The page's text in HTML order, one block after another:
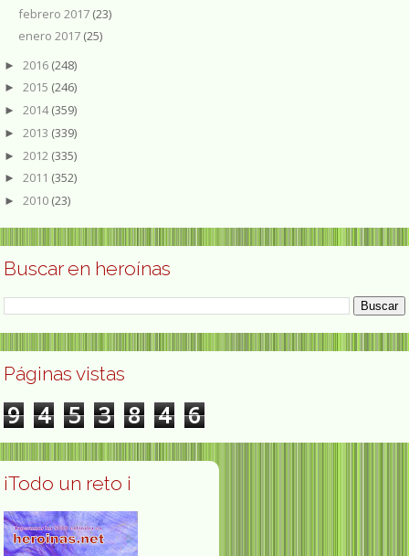
febrero 2017 (23)
enero 2017 (25)
► 2016 (248)
► 2015 (246)
► 2014(359)
► 2013 (339)
► 2012 (335)
► 2011 (352)
► 2010 (23)
Buscar en heroínas
Páginas vistas
9 4 5 3 8 4 6
¡Todo un reto ¡